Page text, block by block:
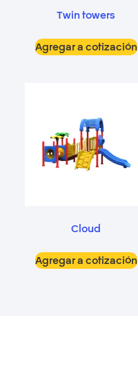
Twin towers
Agregar a cotización
Cloud
Agregar a cotización